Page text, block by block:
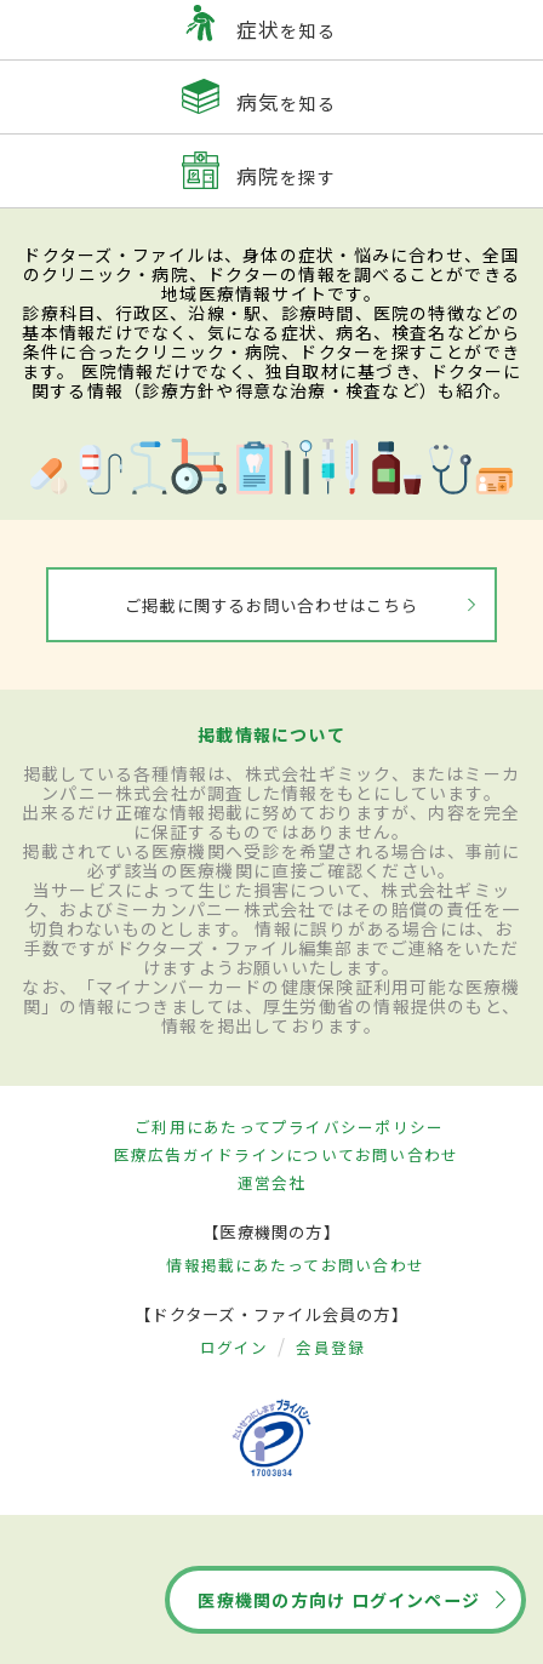
症状を知る
病気を知る
病院を探す
ドクターズ・ファイルは、身体の症状・悩みに合わせ、全国
のクリニック・病院、ドクターの情報を調べることができる
地域医療情報サイトです。
診療科目、行政区、沿線・駅、診療時間、医院の特徴などの
基本情報だけでなく、気になる症状、病名、検査名などから
条件に合ったクリニック・病院、ドクターを探すことができ
ます。 医院情報だけでなく、独自取材に基づき、ドクターに
関する情報（診療方針や得意な治療・検査など）も紹介。
ご掲載に関するお問い合わせはこちら
掲載情報について
掲載している各種情報は、株式会社ギミック、またはミーカ
ンパニー株式会社が調査した情報をもとにしています。
出来るだけ正確な情報掲載に努めておりますが、内容を完全
に保証するものではありません。
掲載されている医療機関へ受診を希望される場合は、事前に
必ず該当の医療機関に直接ご確認ください。
当サービスによって生じた損害について、株式会社ギミッ
ク、およびミーカンパニー株式会社ではその賠償の責任を一
切負わないものとします。 情報に誤りがある場合には、お
手数ですがドクターズ・ファイル編集部までご連絡をいただ
けますようお願いいたします。
なお、「マイナンバーカードの健康保険証利用可能な医療機
関」の情報につきましては、厚生労働省の情報提供のもと、
情報を掲出しております。
ご利用にあたってプライバシーポリシー
医療広告ガイドラインについてお問い合わせ
運営会社
【医療機関の方】
情報掲載にあたって お問い合わせ
【ドクターズ・ファイル会員の方】
ログイン 会員登録
医療機関の方向け ログインページ